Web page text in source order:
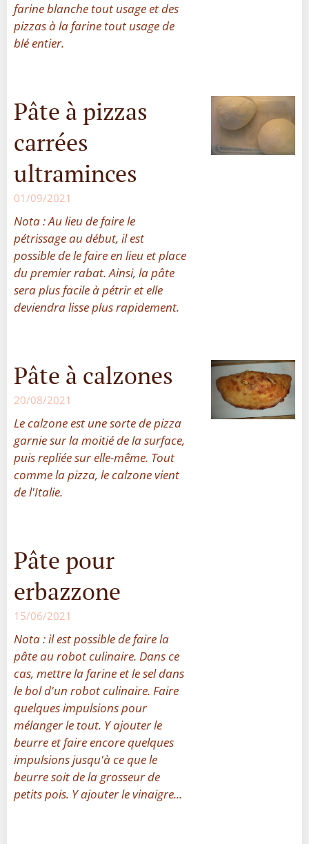
farine blanche tout usage et des
pizzas à la farine tout usage de
blé entier.
Pâte à pizzas
carrées
ultraminces
01/09/2021
Nota :Au lieu de faire le
pétrissage au début, il est
possible de le faire en lieu et place
du premier rabat. Ainsi, la pâte
sera plus facile à pétrir et elle
deviendra lisse plus rapidement.
Pâte à calzones
20/08/2021
Le calzone est une sorte de pizza
garnie sur la moitié de la surface,
puis repliée sur elle-même. Tout
comme la pizza, le calzone vient
de l'Italie.
Pâte pour
erbazzone
15/06/2021
Nota : il est possible de faire la
pâte au robot culinaire. Dans ce
cas, mettre la farine et le sel dans
le bol d'un robot culinaire. Faire
quelques impulsions pour
mélanger le tout. Y ajouter le
beurre et faire encore quelques
impulsions jusqu'à ce que le
beurre soit de la grosseur de
petits pois. Y ajouter le vinaigre...